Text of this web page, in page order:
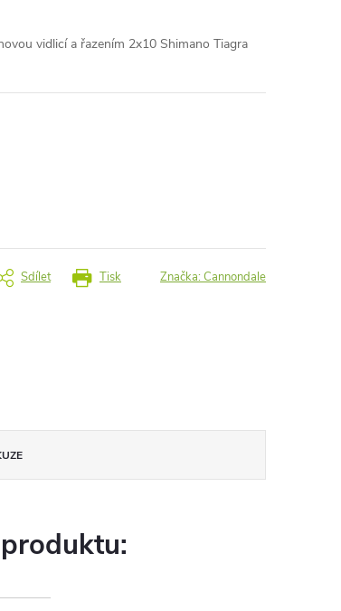
vidlicí a řazením 2x10 Shimano Tiagra
Tisk
Sdílet Značka:Cannondale